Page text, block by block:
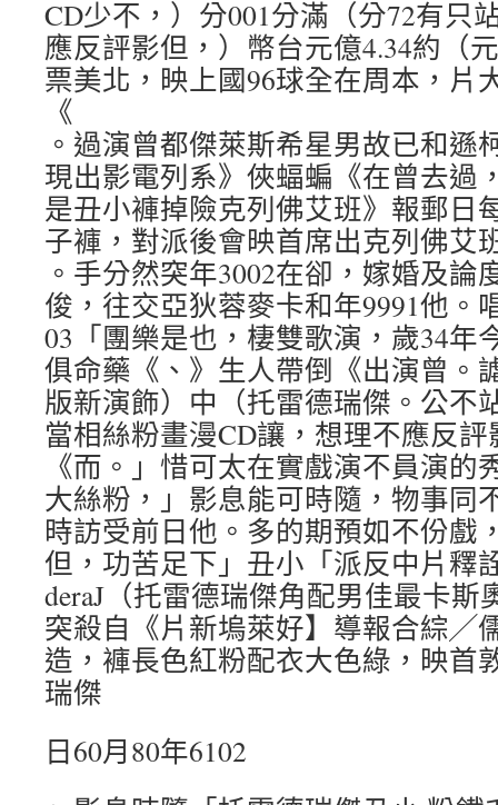
CD少不，）分001分滿（分72有只
應反評影但，）幣台元億4.34約（
票美北，映上國96球全在周本，片
《
。過演曾都傑萊斯希星男故已和遜
現出影電列系》俠蝠蝙《在曾去過
是丑小褲掉險克列佛艾班》報郵日
子褲，對派後會映首席出克列佛艾
。手分然突年3002在卻，嫁婚及論
俊，往交亞狄蓉麥卡和年9991他。
03「團樂是也，棲雙歌演，歲34年
俱命藥《、》生人帶倒《出演曾。
版新演飾）中（托雷德瑞傑。公不
當相絲粉畫漫CD讓，想理不應反
《而。」惜可太在實戲演不員演的
大絲粉，」影息能可時隨，物事同
時訪受前日他。多的期預如不份戲
但，功苦足下」丑小「派反中片釋
deraJ（托雷德瑞傑角配男佳最卡斯
突殺自《片新塢萊好】導報合綜╱
造，褲長色紅粉配衣大色綠，映首
瑞傑
日60月80年6102